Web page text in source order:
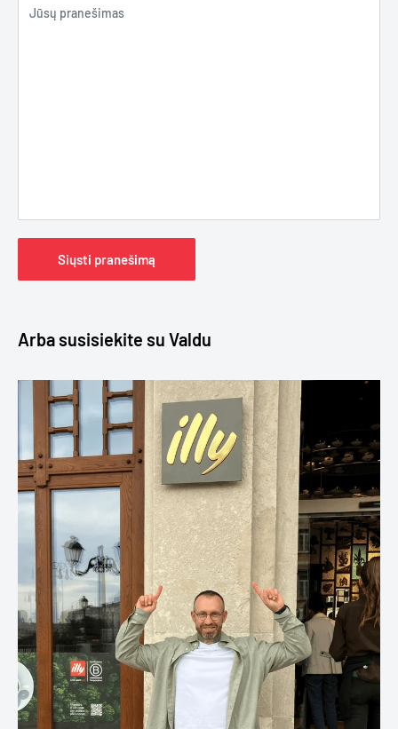
Jūsų pranešimas
Siųsti pranešimą
Arba susisiekite su Valdu